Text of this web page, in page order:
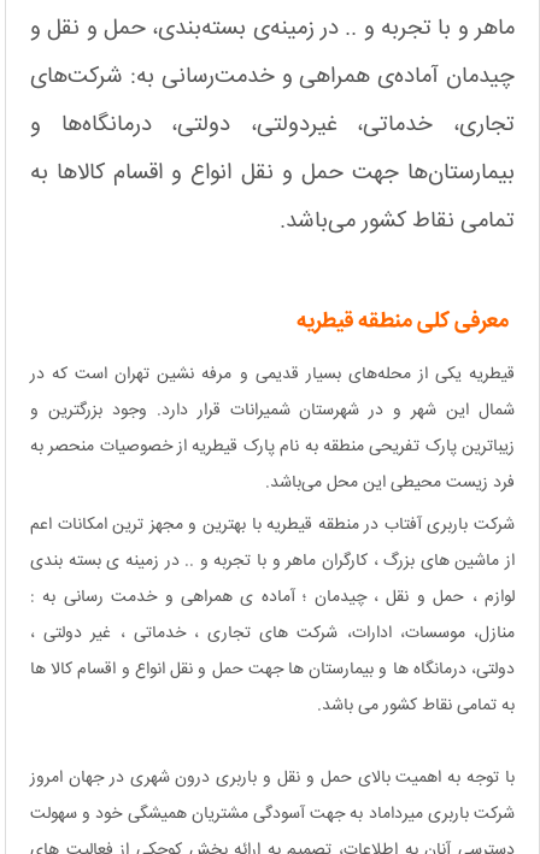
ماهر و با تجربه و .. در زمینه‌ی بسته‌بندی، حمل و نقل و
چیدمان آماده‌ی همراهی و خدمت‌رسانی به: شرکت‌های
تجاری، خدماتی، غیردولتی، دولتی، درمانگاه‌ها و
بیمارستان‌ها جهت حمل و نقل انواع و اقسام کالاها به
تمامی نقاط کشور می‌باشد.
معرفی کلی منطقه قیطریه
قیطریه یکی از محله‌های بسیار قدیمی و مرفه نشین تهران است که در
شمال این شهر و در شهرستان شمیرانات قرار دارد. وجود بزرگترین و
زیباترین پارک تفریحی منطقه به نام پارک قیطریه از خصوصیات منحصر به
فرد زیست‌ محیطی این محل می‌باشد.
شرکت باربری آفتاب در منطقه قیطریه با بهترین و مجهز ترین امکانات اعم
از ماشین های بزرگ ، کارگران ماهر و با تجربه و .. در زمینه ی بسته بندی
لوازم ، حمل و نقل ، چیدمان ؛ آماده ی همراهی و خدمت رسانی به :
منازل، موسسات، ادارات، شرکت های تجاری ، خدماتی ، غیر دولتی ،
دولتی، درمانگاه ها و بیمارستان ها جهت حمل و نقل انواع و اقسام کالا ها
به تمامی نقاط کشور می باشد.
با توجه به اهمیت بالای حمل و نقل و باربری درون شهری در جهان امروز
شرکت باربری میرداماد به جهت آسودگی مشتریان همیشگی خود و سهولت